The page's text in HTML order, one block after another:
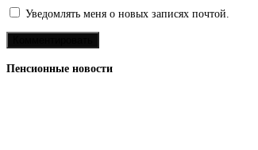
Уведомлять меня о новых записях почтой.
Пенсионные новости